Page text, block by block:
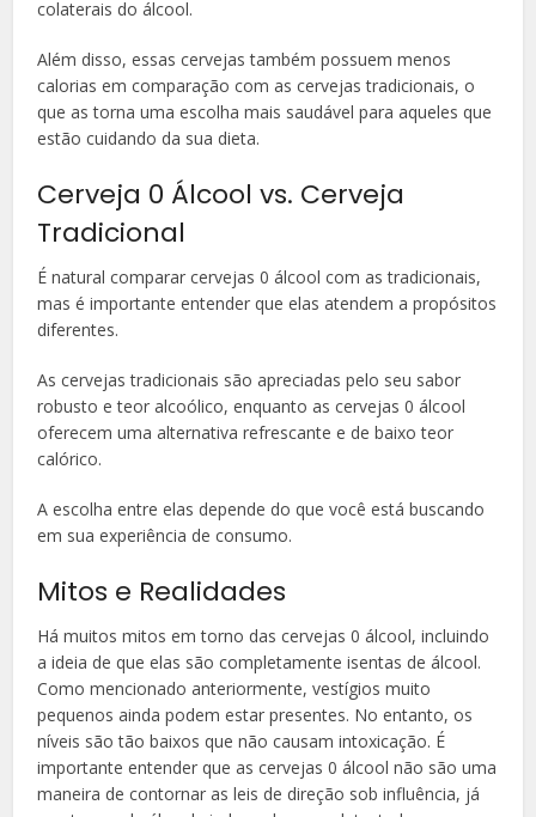
colaterais do álcool.
Além disso, essas cervejas também possuem menos
calorias em comparação com as cervejas tradicionais, o
que as torna uma escolha mais saudável para aqueles que
estão cuidando da sua dieta.
Cerveja 0 Álcool vs. Cerveja
Tradicional
É natural comparar cervejas 0 álcool com as tradicionais,
mas é importante entender que elas atendem a propósitos
diferentes.
As cervejas tradicionais são apreciadas pelo seu sabor
robusto e teor alcoólico, enquanto as cervejas 0 álcool
oferecem uma alternativa refrescante e de baixo teor
calórico.
A escolha entre elas depende do que você está buscando
em sua experiência de consumo.
Mitos e Realidades
Há muitos mitos em torno das cervejas 0 álcool, incluindo
a ideia de que elas são completamente isentas de álcool.
Como mencionado anteriormente, vestígios muito
pequenos ainda podem estar presentes. No entanto, os
níveis são tão baixos que não causam intoxicação. É
importante entender que as cervejas 0 álcool não são uma
maneira de contornar as leis de direção sob influência, já